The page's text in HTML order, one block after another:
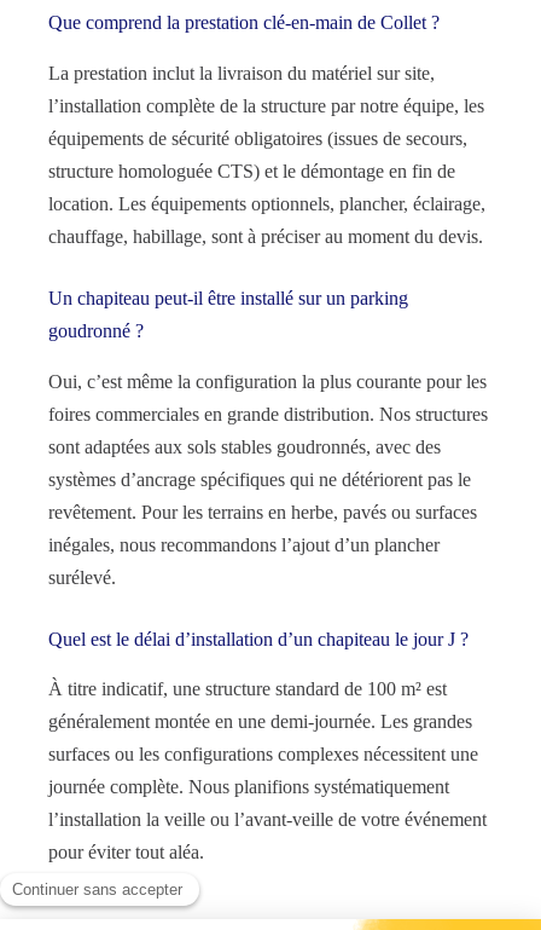
Que comprend la prestation clé-en-main de Collet ?
La prestation inclut la livraison du matériel sur site,
l’installation complète de la structure par notre équipe, les
équipements de sécurité obligatoires (issues de secours,
structure homologuée CTS) et le démontage en fin de
location. Les équipements optionnels, plancher, éclairage,
chauffage, habillage, sont à préciser au moment du devis.
Un chapiteau peut-il être installé sur un parking
goudronné ?
Oui, c’est même la configuration la plus courante pour les
foires commerciales en grande distribution. Nos structures
sont adaptées aux sols stables goudronnés, avec des
systèmes d’ancrage spécifiques qui ne détériorent pas le
revêtement. Pour les terrains en herbe, pavés ou surfaces
inégales, nous recommandons l’ajout d’un plancher
surélevé.
Quel est le délai d’installation d’un chapiteau le jour J ?
À titre indicatif, une structure standard de 100 m² est
généralement montée en une demi-journée. Les grandes
surfaces ou les configurations complexes nécessitent une
journée complète. Nous planifions systématiquement
l’installation la veille ou l’avant-veille de votre événement
pour éviter tout aléa.